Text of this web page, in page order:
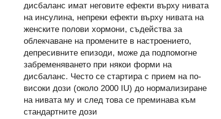
дисбаланс имат неговите ефекти върху нивата
на инсулина, непреки ефекти върху нивата на
женските полови хормони, съдейства за
облекчаване на промените в настроението,
депресивните епизоди, може да подпомогне
забременяването при някои форми на
дисбаланс. Често се стартира с прием на по-
високи дози (около 2000 IU) до нормализиране
на нивата му и след това се преминава към
стандартните дози